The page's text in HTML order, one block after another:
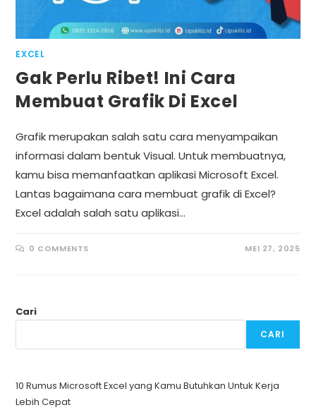
EXCEL
Gak Perlu Ribet! Ini Cara
Membuat Grafik Di Excel
Grafik merupakan salah satu cara menyampaikan
informasi dalam bentuk Visual. Untuk membuatnya,
kamu bisa memanfaatkan aplikasi Microsoft Excel.
Lantas bagaimana cara membuat grafik di Excel?
Excel adalah salah satu aplikasi…
0 COMMENTS MEI 27, 2025
Cari
CARI
10 Rumus Microsoft Excel yang Kamu Butuhkan Untuk Kerja
Lebih Cepat